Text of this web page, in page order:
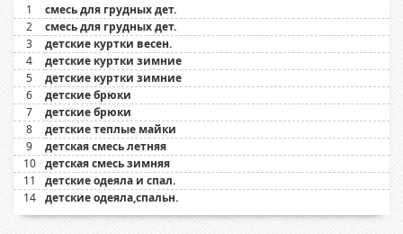
1
смесь для грудных дет.
2
смесь для грудных дет.
3
детские куртки весен.
4
детские куртки зимние
5
детские куртки зимние
6
детские брюки
7
детские брюки
8
детские теплые майки
9
детская смесь летняя
10
детская смесь зимняя
11
детские одеяла и спал.
14
детские одеяла,спальн.